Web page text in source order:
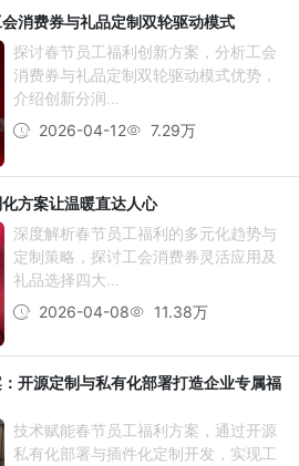
消费券与礼品定制双轮驱动模式
探讨春节员工福利创新方案，分析工会
消费券与礼品定制双轮驱动模式优势，
介绍创新分润...
2026-04-12
7.29万
方案让温暖直达人心
深度解析春节员工福利的多元化趋势与
定制策略，探讨工会消费券灵活应用及
礼品选择四大...
2026-04-08
11.38万
开源定制与私有化部署打造企业专属福
技术赋能春节员工福利方案，通过开源
私有化部署与插件化定制开发，实现工